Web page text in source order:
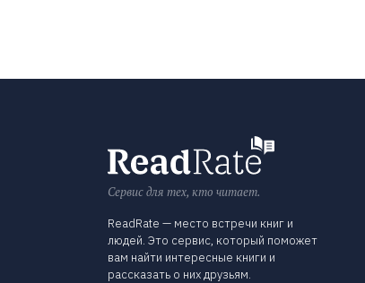
Сервис для тех, кто читает.
ReadRate — место встречи книг и
людей. Это сервис, который поможет
вам найти интересные книги и
рассказать о них друзьям.